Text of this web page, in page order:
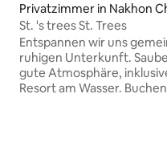
Privatzimmer in Nakhon
St. 's trees St. Trees
Entspannen wir uns
ruhigen Unterkunft.
gute Atmosphäre,
Resort am Wasser. Buchen